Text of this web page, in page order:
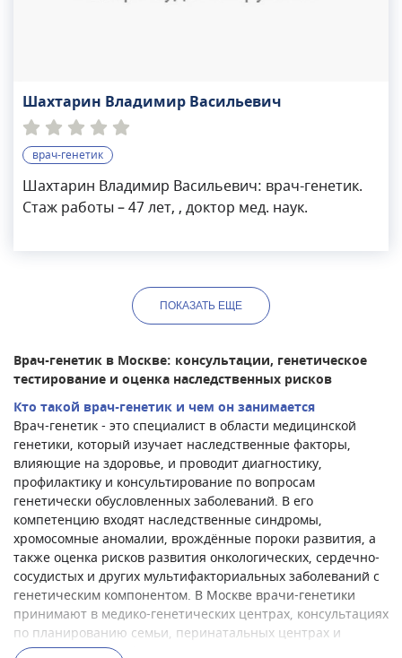
Шахтарин Владимир Васильевич
врач-генетик
Шахтарин Владимир Васильевич: врач-генетик.
Стаж работы – 47 лет, , доктор мед. наук.
ПОКАЗАТЬ ЕЩЕ
Врач-генетик в Москве: консультации, генетическое
тестирование и оценка наследственных рисков
Кто такой врач-генетик и чем он занимается
Врач-генетик - это специалист в области медицинской
генетики, который изучает наследственные факторы,
влияющие на здоровье, и проводит диагностику,
профилактику и консультирование по вопросам
генетически обусловленных заболеваний. В его
компетенцию входят наследственные синдромы,
хромосомные аномалии, врождённые пороки развития, а
также оценка рисков развития онкологических, сердечно-
сосудистых и других мультифакториальных заболеваний с
генетическим компонентом. В Москве врачи-генетики
принимают в медико-генетических центрах, консультациях
по планированию семьи, перинатальных центрах и
крупных многопрофильных клиниках.